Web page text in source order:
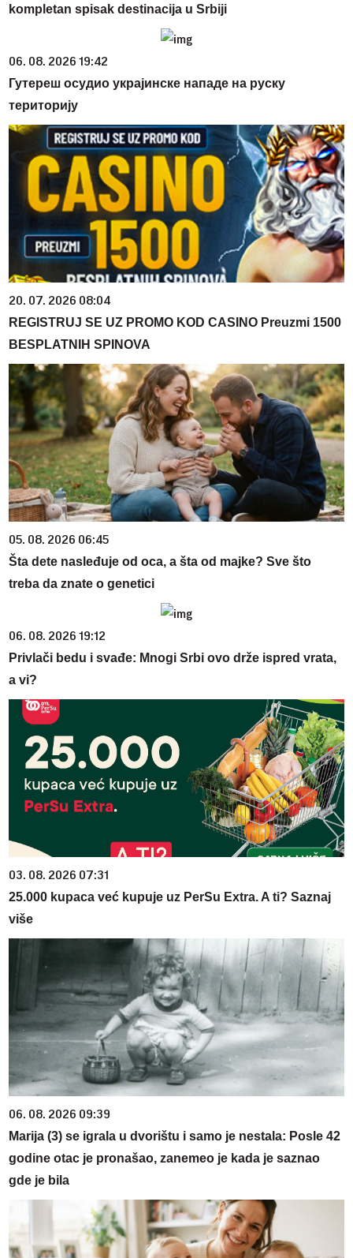
kompletan spisak destinacija u Srbiji
06. 08. 2026 19:42
Гутереш осудио украјинске нападе на руску
територију
20. 07. 2026 08:04
REGISTRUJ SE UZ PROMO KOD CASINO Preuzmi 1500
BESPLATNIH SPINOVA
05. 08. 2026 06:45
Šta dete nasleđuje od oca, a šta od majke? Sve što
treba da znate o genetici
06. 08. 2026 19:12
Privlači bedu i svađe: Mnogi Srbi ovo drže ispred vrata,
a vi?
03. 08. 2026 07:31
25.000 kupaca već kupuje uz PerSu Extra. A ti? Saznaj
više
06. 08. 2026 09:39
Marija (3) se igrala u dvorištu i samo je nestala: Posle 42
godine otac je pronašao, zanemeo je kada je saznao
gde je bila